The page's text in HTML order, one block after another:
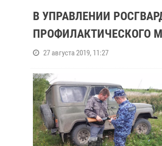
В УПРАВЛЕНИИ
ПРОФИЛАКТИЧЕСКОГО
27 августа 2019, 11:27